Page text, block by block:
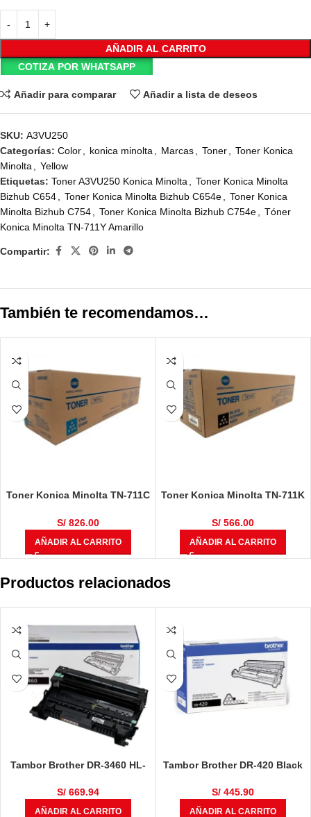
AÑADIR AL CARRITO
COTIZA POR WHATSAPP
Añadir para comparar Añadir a lista de deseos
SKU: A3VU250
Categorías: Color konica minolta Marcas Toner
Toner Konica
Minolta
Yellow
Etiquetas: Toner A3VU250 Konica Minolta
Toner Konica Minolta
Bizhub C654
Toner Konica Minolta Bizhub C654e
Toner Konica
Minolta Bizhub C754
Toner Konica Minolta Bizhub C754e
Tóner
Konica Minolta TN-711Y Amarillo
Compartir:
También te recomendamos…
Toner Konica Minolta TN-711C
C754, C754e
S/826.00
AÑADIR AL CARRITO
Toner Konica Minolta TN-711K
C654e, C754, C754e
S/566.00
AÑADIR AL CARRITO
Productos relacionados
Tambor Brother DR-3460 HL-
L5650DN / MFC-L6700 / MFC-
L6900DW / MFC-L5900DW
S/669.94
AÑADIR AL CARRITO
Tambor Brother DR-420 Black
S/445.90
AÑADIR AL CARRITO